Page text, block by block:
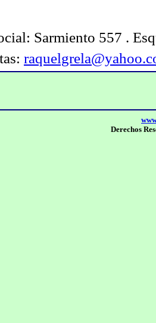
Sarmiento 557 .
Derechos